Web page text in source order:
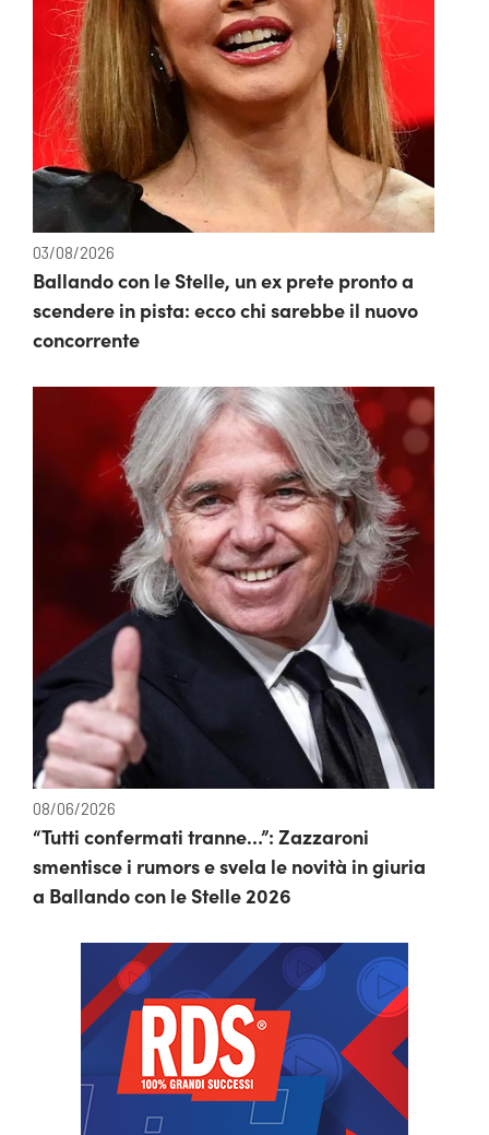
03/08/2026
Ballando con le Stelle, un ex prete pronto a
scendere in pista: ecco chi sarebbe il nuovo
concorrente
08/06/2026
“Tutti confermati tranne…”: Zazzaroni
smentisce i rumors e svela le novità in giuria
a Ballando con le Stelle 2026